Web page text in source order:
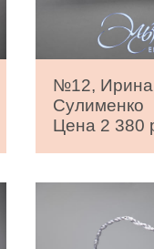
№12, Ирина
Сулименко
Цена 2 380